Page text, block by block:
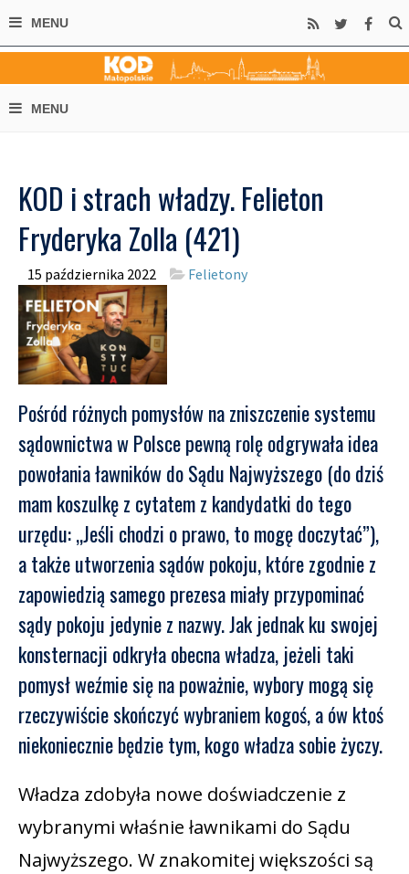
KOD i strach władzy. Felieton
Fryderyka Zolla (421)
15 października 2022 Felietony
Pośród różnych pomysłów na zniszczenie systemu
sądownictwa w Polsce pewną rolę odgrywała idea
powołania ławników do Sądu Najwyższego (do dziś
mam koszulkę z cytatem z kandydatki do tego
urzędu: „Jeśli chodzi o prawo, to mogę doczytać”),
a także utworzenia sądów pokoju, które zgodnie z
zapowiedzią samego prezesa miały przypominać
sądy pokoju jedynie z nazwy. Jak jednak ku swojej
konsternacji odkryła obecna władza, jeżeli taki
pomysł weźmie się na poważnie, wybory mogą się
rzeczywiście skończyć wybraniem kogoś, a ów ktoś
niekoniecznie będzie tym, kogo władza sobie życzy.
Władza zdobyła nowe doświadczenie z
wybranymi właśnie ławnikami do Sądu
Najwyższego. W znakomitej większości są